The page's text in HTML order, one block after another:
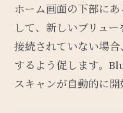
ホーム画面の下部に
して、新しいブリュ
接続されていない場
するよう促します。
スキャンが自動的に開